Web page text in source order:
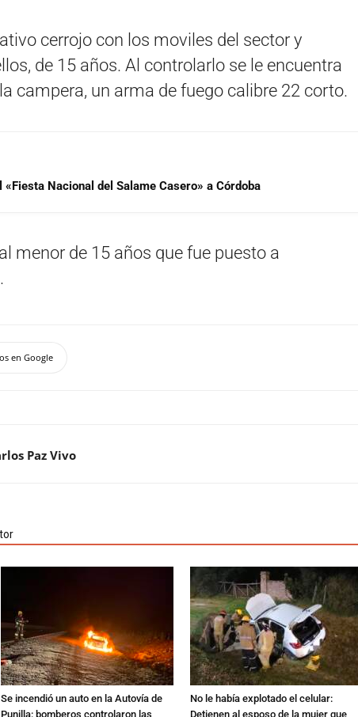
cerrojo con los moviles del sector y
de 15 años. Al controlarlo se le encuentra
campera, un arma de fuego calibre 22 corto.
Nacional del Salame Casero» a Córdoba
menor de 15 años que fue puesto a
en Google
Paz Vivo
Se incendió un auto en la Autovía de
Punilla: bomberos controlaron las
No le había explotado el celular:
Detienen al esposo de la mujer que